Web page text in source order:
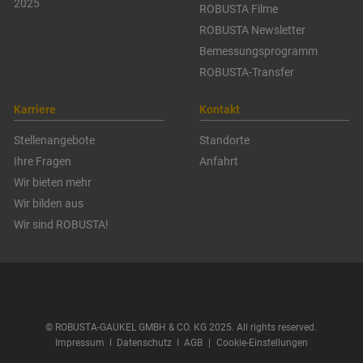
2025
ROBUSTA Filme
ROBUSTA Newsletter
Bemessungsprogramm
ROBUSTA-Transfer
Karriere
Stellenangebote
Ihre Fragen
Wir bieten mehr
Wir bilden aus
Wir sind ROBUSTA!
Kontakt
Standorte
Anfahrt
© ROBUSTA-GAUKEL GMBH & CO. KG 2025. All rights reserved.
Impressum
Datenschutzǀ AGB Cookie-Einstellungen